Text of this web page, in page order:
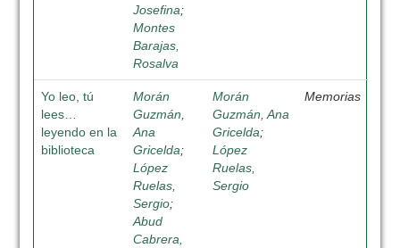
Josefina;
Montes
Barajas,
Rosalva
Yo leo, tú
lees…
leyendo en la
biblioteca
Morán
Guzmán,
Ana
Gricelda;
López
Ruelas,
Sergio;
Abud
Cabrera,
Morán
Guzmán, Ana
Gricelda;
López
Ruelas,
Sergio
Memorias